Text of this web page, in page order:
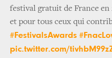
festival gratuit de France en
et pour tous ceux qui
#FestivalsAwards
pic.twitter.com/